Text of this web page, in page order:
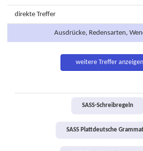
direkte Treffer
Ausdrücke, Redensarten,
weitere Treffer anzeigen
SASS-Schreibregeln
SASS Plattdeutsche